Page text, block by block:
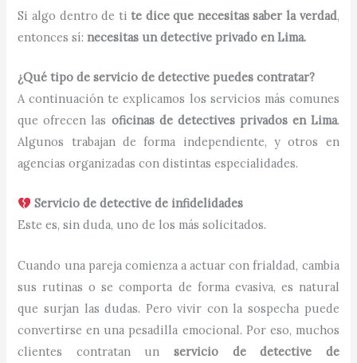
Si algo dentro de tite dice que necesitas saber la verdad,
entonces sí: necesitas un detective privado en Lima.
¿Qué tipo de servicio de detective puedes contratar?
A continuación te explicamos los servicios más comunes
que ofrecen las oficinas de detectives privados en Lima.
Algunos trabajan de forma independiente, y otros en
agencias organizadas con distintas especialidades.
Servicio de detective de infidelidades
Este es, sin duda, uno de los más solicitados.
Cuando una pareja comienza a actuar con frialdad, cambia
sus rutinas o se comporta de forma evasiva, es natural
que surjan las dudas. Pero vivir con la sospecha puede
convertirse en una pesadilla emocional. Por eso, muchos
clientes contratan un servicio de detective de